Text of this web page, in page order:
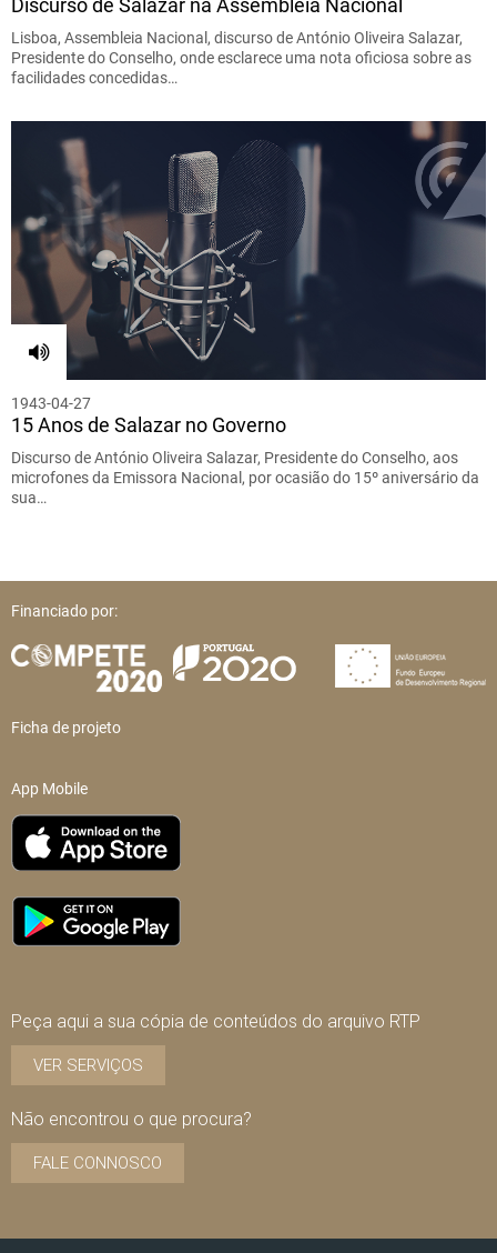
Discurso de Salazar na Assembleia Nacional
Lisboa, Assembleia Nacional, discurso de António Oliveira Salazar,
Presidente do Conselho, onde esclarece uma nota oficiosa sobre as
facilidades concedidas…
1943-04-27
15 Anos de Salazar no Governo
Discurso de António Oliveira Salazar, Presidente do Conselho, aos
microfones da Emissora Nacional, por ocasião do 15º aniversário da
sua…
Financiado por:
Ficha de projeto
App Mobile
Peça aqui a sua cópia de conteúdos do arquivo RTP
VER SERVIÇOS
Não encontrou o que procura?
FALE CONNOSCO